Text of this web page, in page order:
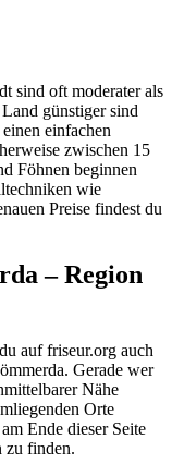
sind oft moderater als
günstiger sind
einfachen
zwischen 15
Föhnen beginnen
wie
Preise findest du
– Region
auf friseur.org auch
Gerade wer
Nähe
Orte
Ende dieser Seite
zu finden.